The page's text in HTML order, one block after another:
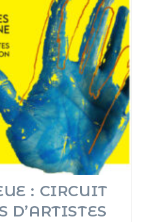
: CIRCUIT
D’ARTISTES